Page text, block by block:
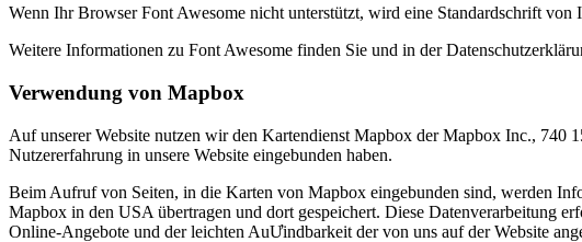
Wenn Ihr Browser Font Awesome nicht unterstützt, wird eine Standardschrift von
Weitere Informationen zu Font Awesome finden Sie und in der
Verwendung von Mapbox
Auf unserer Website nutzen wir den Kartendienst Mapbox der Mapbox Inc.,
Nutzererfahrung in unsere Website eingebunden haben.
Beim Aufruf von Seiten, in die Karten von Mapbox eingebunden sind, werden
Mapbox in den USA übertragen und dort gespeichert. Diese Datenverarbeitung
Online-Angebote und der leichten AuƯindbarkeit der von uns auf der Website